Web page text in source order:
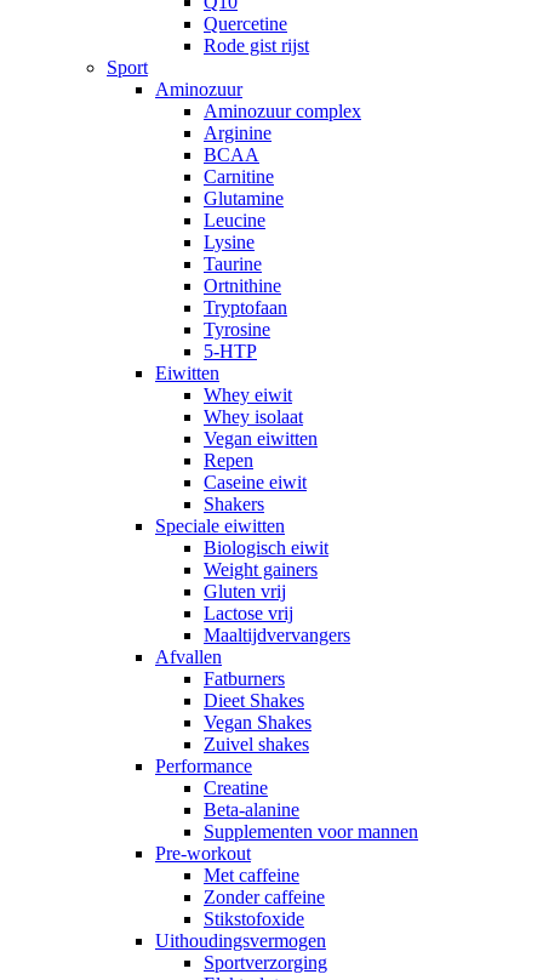
Quercetine
Rode gist rijst
Sport
Aminozuur
Aminozuur complex
Arginine
BCAA
Carnitine
Glutamine
Leucine
Lysine
Taurine
Ortnithine
Tryptofaan
Tyrosine
5-HTP
Eiwitten
Whey eiwit
Whey isolaat
Vegan eiwitten
Repen
Caseine eiwit
Shakers
Speciale eiwitten
Biologisch eiwit
Weight gainers
Gluten vrij
Lactose vrij
Maaltijdvervangers
Afvallen
Fatburners
Dieet Shakes
Vegan Shakes
Zuivel shakes
Performance
Creatine
Beta-alanine
Supplementen voor mannen
Pre-workout
Met caffeine
Zonder caffeine
Stikstofoxide
Uithoudingsvermogen
Sportverzorging